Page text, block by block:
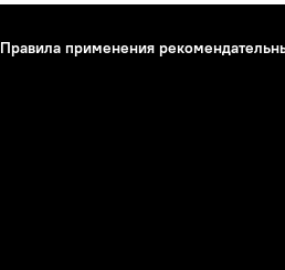
Правила применения